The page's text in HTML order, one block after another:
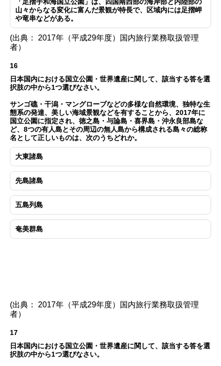
山々からなる変化に富んだ景観が特長で、区域内には足摺岬
や竜串などがある。
(出典： 2017年（平成29年度）国内旅行業務取扱管理
者）
16
日本国内における国立公園・世界遺産に関して、該当する答を選
択肢の中から1つ選びなさい。
サンゴ礁・干潟・マングローブなどの多様な自然環境、独特な生
態系の発達、美しい海域景観などを有することから、2017年に
国立公園に指定され、徳之島・与論島・喜界島・沖永良部島な
ど、8つの有人島とその周辺の無人島から構成される島々の総称
名として正しいものは、次のうちどれか。
大東諸島
先島諸島
五島列島
奄美群島
(出典： 2017年（平成29年度）国内旅行業務取扱管理
者）
17
日本国内における国立公園・世界遺産に関して、該当する答を選
択肢の中から1つ選びなさい。